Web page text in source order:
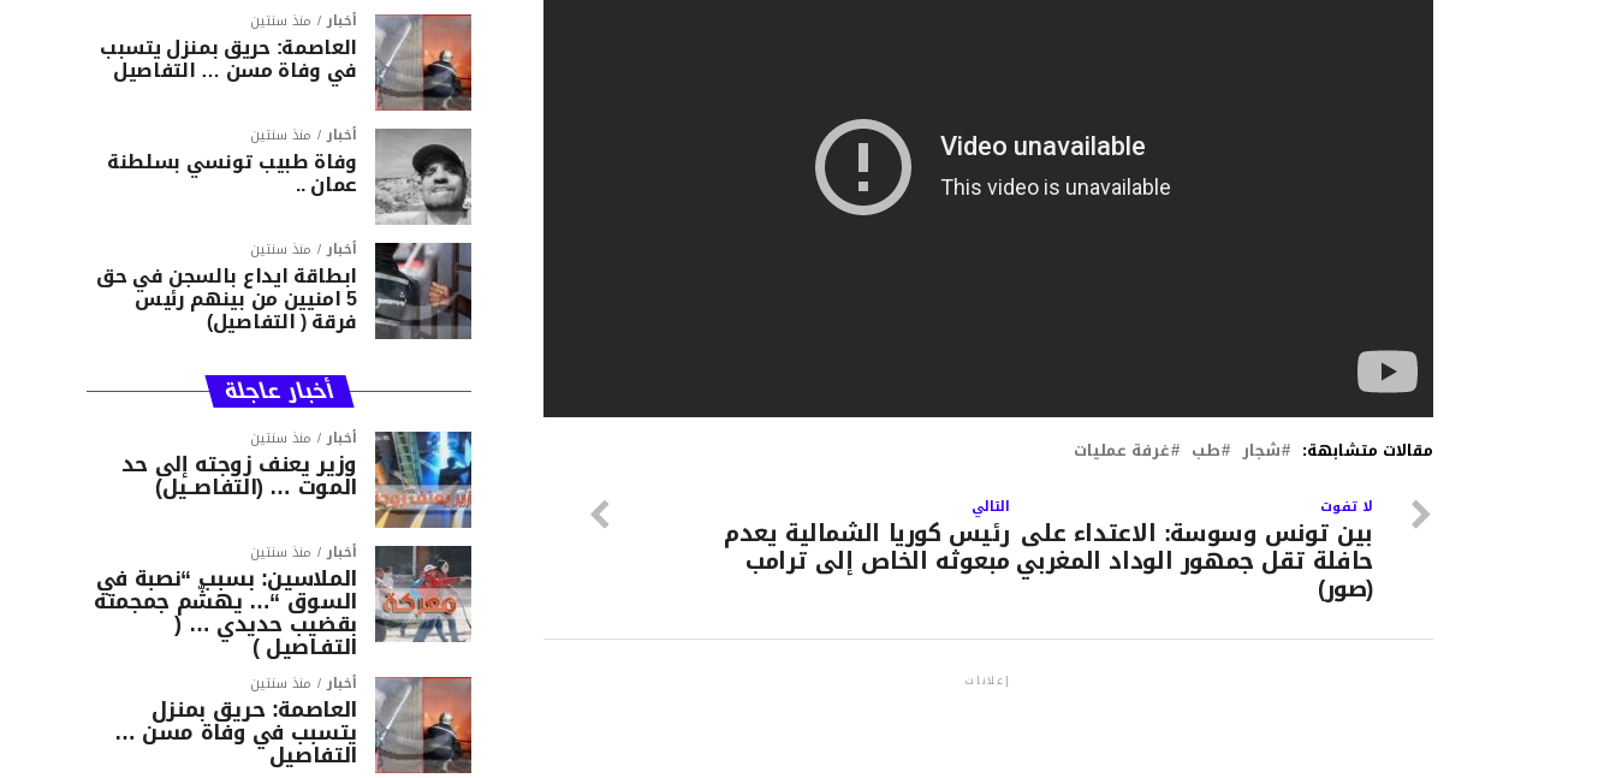
مقالات متشابهة: شجار طب غرفة عمليات
التالي
رئيس كوريا الشمالية يعدم
مبعوثه الخاص إلى ترامب
لا تفوت
بين تونس وسوسة: الاعتداء على
حافلة تقل جمهور الوداد المغربي
(صور)
إعلانات
أخبار منذ سنتين
العاصمة: حريق بمنزل يتسبب
في وفاة مسن … التفاصيل
أخبار منذ سنتين
وفاة طبيب تونسي بسلطنة
عمان ..
أخبار منذ سنتين
ابطاقة ايداع بالسجن في حق
5 امنيين من بينهم رئيس
فرقة ( التفاصيل)
أخبار عاجلة
أخبار منذ سنتين
وزير يعنف زوجته إلى حد
الموت … (التفاصــيل)
أخبار منذ سنتين
الملاسين: بسبب “نصبة في
السوق “… يهشّم جمجمته
بقضيب حديدي … (
التفـاصيل )
أخبار منذ سنتين
العاصمة: حريق بمنزل
يتسبب في وفاة مسن …
التفاصيل